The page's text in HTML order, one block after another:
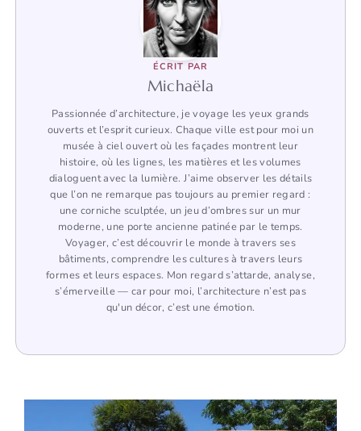
ÉCRIT PAR
Michaëla
Passionnée d’architecture, je voyage les yeux grands
ouverts et l’esprit curieux. Chaque ville est pour moi un
musée à ciel ouvert où les façades montrent leur
histoire, où les lignes, les matières et les volumes
dialoguent avec la lumière. J’aime observer les détails
que l’on ne remarque pas toujours au premier regard :
une corniche sculptée, un jeu d’ombres sur un mur
moderne, une porte ancienne patinée par le temps.
Voyager, c’est découvrir le monde à travers ses
bâtiments, comprendre les cultures à travers leurs
formes et leurs espaces. Mon regard s’attarde, analyse,
s’émerveille — car pour moi, l’architecture n’est pas
qu'un décor, c’est une émotion.